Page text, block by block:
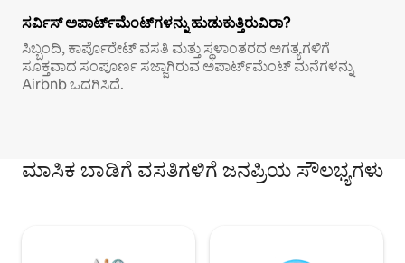
ಸರ್ವಿಸ್ ಅಪಾರ್ಟ್‌ಮೆಂಟ್‌ಗಳನ್ನು ಹುಡುಕುತ್ತಿರುವಿರಾ?
ಸಿಬ್ಬಂದಿ, ಕಾರ್ಪೊರೇಟ್ ವಸತಿ ಮತ್ತು ಸ್ಥಳಾಂತರದ ಅಗತ್ಯಗಳಿಗೆ
ಸೂಕ್ತವಾದ ಸಂಪೂರ್ಣ ಸಜ್ಜಾಗಿರುವ ಅಪಾರ್ಟ್‌ಮೆಂಟ್ ಮನೆಗಳನ್ನು
Airbnb ಒದಗಿಸಿದೆ.
ಮಾಸಿಕ ಬಾಡಿಗೆ ವಸತಿಗಳಿಗೆ ಜನಪ್ರಿಯ ಸೌಲಭ್ಯಗಳು